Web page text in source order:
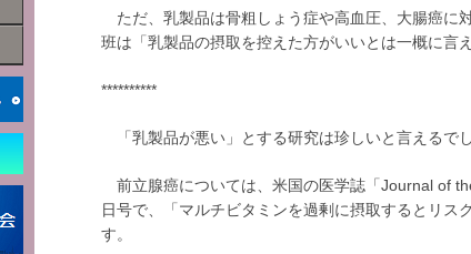
ただ、乳製品は骨粗しょう症や高血圧、大腸癌に
班は「乳製品の摂取を控えた方がいいとは一概に言
**********
「乳製品が悪い」とする研究は珍しいと言えるでし
前立腺癌については、米国の医学誌「Journal of
日号で、「マルチビタミンを過剰に摂取するとリス
す。